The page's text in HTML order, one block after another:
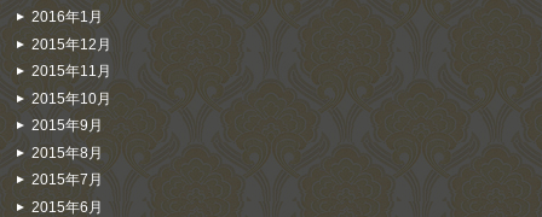
2016年1月
2015年12月
2015年11月
2015年10月
2015年9月
2015年8月
2015年7月
2015年6月